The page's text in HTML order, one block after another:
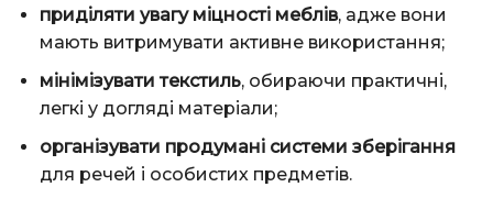
приділяти увагу міцності меблів, адже вони
мають витримувати активне використання;
мінімізувати текстиль, обираючи практичні,
легкі у догляді матеріали;
організувати продумані системи зберігання
для речей і особистих предметів.